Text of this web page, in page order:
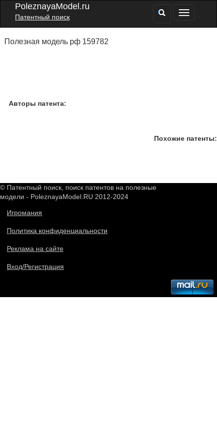
PoleznayaModel.ru
Патентный поиск
Полезная модель рф 159782
Авторы патента:
Похожие патенты:
© Патентный поиск, поиск патентов на полезные
модели - PoleznayaModel.RU 2012-2024
Игромания
Политика конфиденциальности
Реклама на сайте
Вход/Регистрация